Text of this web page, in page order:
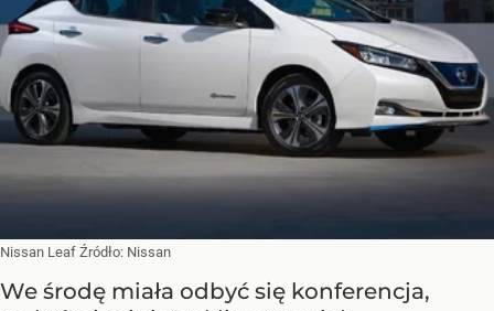
Nissan Leaf Źródło: Nissan
We środę miała odbyć się konferencja,